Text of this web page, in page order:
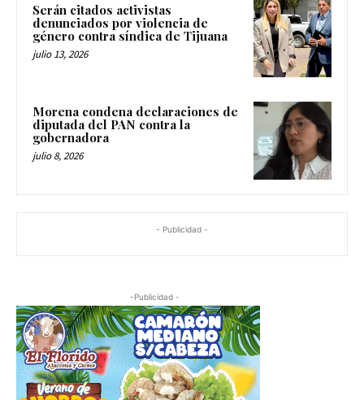
Serán citados activistas
denunciados por violencia de
género contra síndica de Tijuana
julio 13, 2026
Morena condena declaraciones de
diputada del PAN contra la
gobernadora
julio 8, 2026
- Publicidad -
-Publicidad -